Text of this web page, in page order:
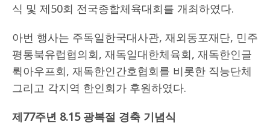
식 및 제50회 전국종합체육대회를 개최하였다.
아번 행사는 주독일한국대사관, 재외동포재단, 민주
평통북유럽협의회, 재독일대한체육회, 재독한인글
뤽아우프회, 재독한인간호협회를 비롯한 직능단체
그리고 각지역 한인회가 후원하였다.
제77주년 8.15 광복절 경축 기념식